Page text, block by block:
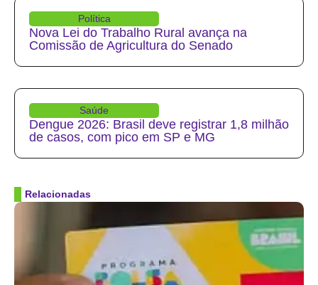
Política
Nova Lei do Trabalho Rural avança na
Comissão de Agricultura do Senado
Saúde
Dengue 2026: Brasil deve registrar 1,8 milhão
de casos, com pico em SP e MG
Relacionadas